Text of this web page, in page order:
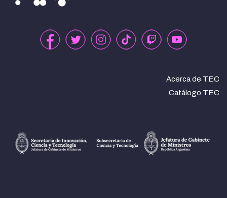
Acerca de TEC
Catálogo TEC